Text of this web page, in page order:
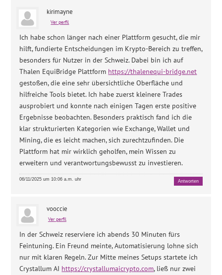
kirimayne
Ver perfil
Ich habe schon länger nach einer Plattform gesucht, die mir
hilft, fundierte Entscheidungen im Krypto-Bereich zu treffen,
besonders für Nutzer in der Schweiz. Dabei bin ich auf
Thalen EquiBridge Plattform https://thalenequi-bridge.net
gestoßen, die eine sehr übersichtliche Oberfläche und
hilfreiche Tools bietet. Ich habe zuerst kleinere Trades
ausprobiert und konnte nach einigen Tagen erste positive
Ergebnisse beobachten. Besonders praktisch fand ich die
klar strukturierten Kategorien wie Exchange, Wallet und
Mining, die es leicht machen, sich zurechtzufinden. Die
Plattform hat mir wirklich geholfen, mein Wissen zu
erweitern und verantwortungsbewusst zu investieren.
06/11/2025 um 10:06 a.m. uhr Antworten
vooccie
Ver perfil
In der Schweiz reserviere ich abends 30 Minuten fürs
Feintuning. Ein Freund meinte, Automatisierung lohne sich
nur mit klaren Regeln. Zur Mitte meines Setups startete ich
Crystallum AI https://crystallumaicrypto.com, ließ nur zwei